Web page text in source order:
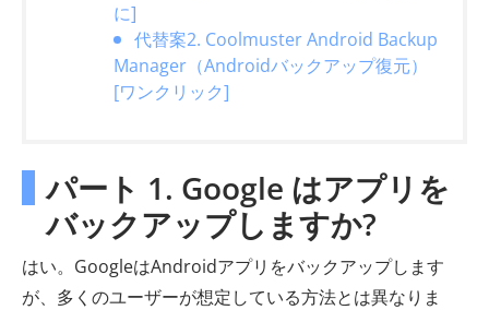
に]
代替案2. Coolmuster Android Backup
Manager（Androidバックアップ復元）
[ワンクリック]
パート 1. Google はアプリを
バックアップしますか?
はい。GoogleはAndroidアプリをバックアップします
が、多くのユーザーが想定している方法とは異なりま